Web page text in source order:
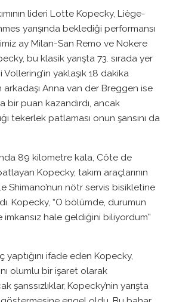
lideri Lotte Kopecky, Liège-
yarışında beklediği performansı
ay Milan-San Remo ve Nokere
bu klasik yarışta 73. sırada yer
yaklaşık 18 dakika
arkadaşı Anna van der Breggen ise
bir puan kazandırdı, ancak
tekerlek patlaması onun şansını da
89 kilometre kala, Côte de
Kopecky, takım araçlarının
Shimano’nun nötr servis bisikletine
Kopecky, “O bölümde, durumun
hale geldiğini biliyordum”
yaptığını ifade eden Kopecky,
olumlu bir işaret olarak
şanssızlıklar, Kopecky’nin yarışta